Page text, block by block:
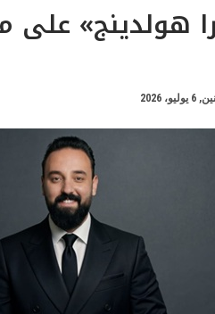
هولدينج» على
يوليو، 2026